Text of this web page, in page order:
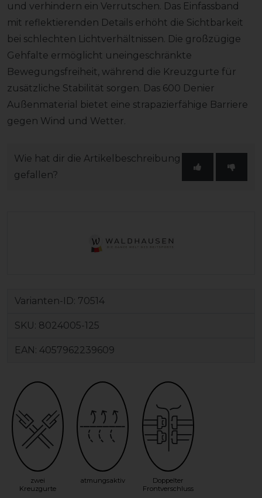
und verhindern ein Verrutschen. Das Einfassband
mit reflektierenden Details erhöht die Sichtbarkeit
bei schlechten Lichtverhältnissen. Die großzügige
Gehfalte ermöglicht uneingeschränkte
Bewegungsfreiheit, während die Kreuzgurte für
zusätzliche Stabilität sorgen. Das 600 Denier
Außenmaterial bietet eine strapazierfähige Barriere
gegen Wind und Wetter.
Wie hat dir die Artikelbeschreibung
gefallen?
Varianten-ID: 70514
SKU: 8024005-125
EAN: 4057962239609
zwei
Kreuzgurte
atmungsaktiv
Doppelter
Frontverschluss